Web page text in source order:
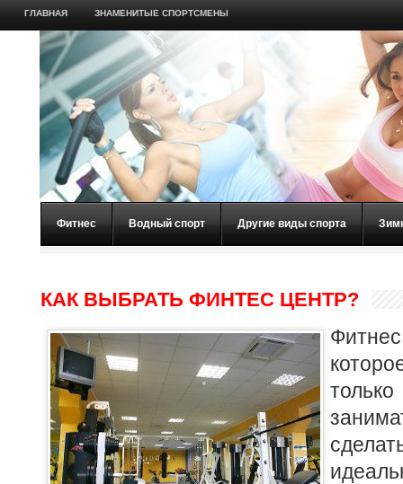
ГЛАВНАЯ ЗНАМЕНИТЫЕ СПОРТСМЕНЫ
Фитнес Водный спорт Другие виды спорта
КАК ВЫБРАТЬ ФИНТЕС ЦЕНТР?